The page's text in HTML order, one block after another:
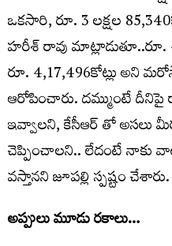
ఒకసారి, రూ. 3 లక్షల
హరీశ్ రావు మాట్లాడుతూ..రూ.
రూ. 4,17,496కోట్లు అని
ఆరోపించారు. దమ్ముంటే
ఇవ్వాలని, కేసీఆర్ తో అసలు
చెప్పించాలని.. లేదంటే నాకు
వస్తానని జూపల్లి స్పష్టం చేశారు.
అప్పులు మూడు ర‌కాలు…